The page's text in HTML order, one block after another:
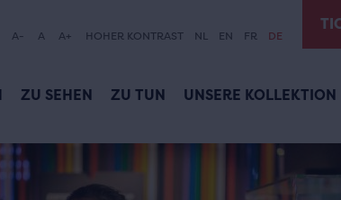
A- A A+ HOHER KONTRAST NL EN FR DE
ZU SEHEN ZU TUN UNSERE KOLLEKTION